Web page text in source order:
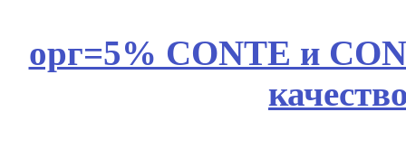
орг=5% CONTE и